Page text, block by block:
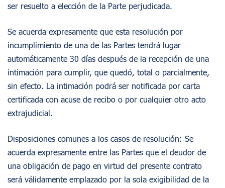
ser resuelto a elección de la Parte perjudicada.
Se acuerda expresamente que esta resolución por
incumplimiento de una de las Partes tendrá lugar
automáticamente 30 días después de la recepción de una
intimación para cumplir, que quedó, total o parcialmente,
sin efecto. La intimación podrá ser notificada por carta
certificada con acuse de recibo o por cualquier otro acto
extrajudicial.
Disposiciones comunes a los casos de resolución: Se
acuerda expresamente entre las Partes que el deudor de
una obligación de pago en virtud del presente contrato
será válidamente emplazado por la sola exigibilidad de la